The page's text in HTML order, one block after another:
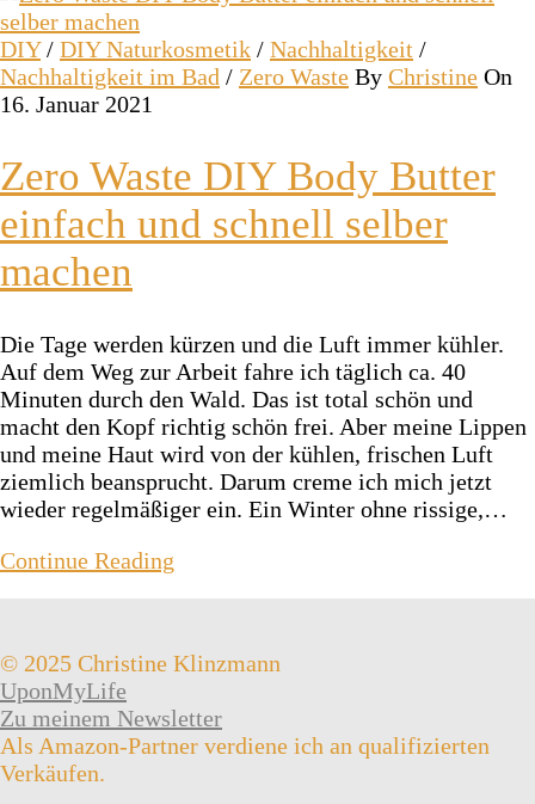
DIY/ DIY Naturkosmetik / Nachhaltigkeit /
Nachhaltigkeit im Bad / Zero Waste By Christine On
16. Januar 2021
Zero Waste DIY Body Butter
einfach und schnell selber
machen
Die Tage werden kürzen und die Luft immer kühler.
Auf dem Weg zur Arbeit fahre ich täglich ca. 40
Minuten durch den Wald. Das ist total schön und
macht den Kopf richtig schön frei. Aber meine Lippen
und meine Haut wird von der kühlen, frischen Luft
ziemlich beansprucht. Darum creme ich mich jetzt
wieder regelmäßiger ein. Ein Winter ohne rissige,…
Continue Reading
© 2025 Christine Klinzmann
UponMyLife
Zu meinem Newsletter
Als Amazon-Partner verdiene ich an qualifizierten
Verkäufen.